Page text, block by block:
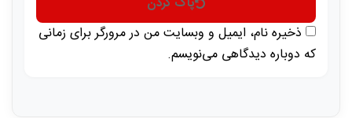
ذخیره نام، ایمیل و وبسایت من در مرورگر برای زمانی
که دوباره دیدگاهی می‌نویسم.